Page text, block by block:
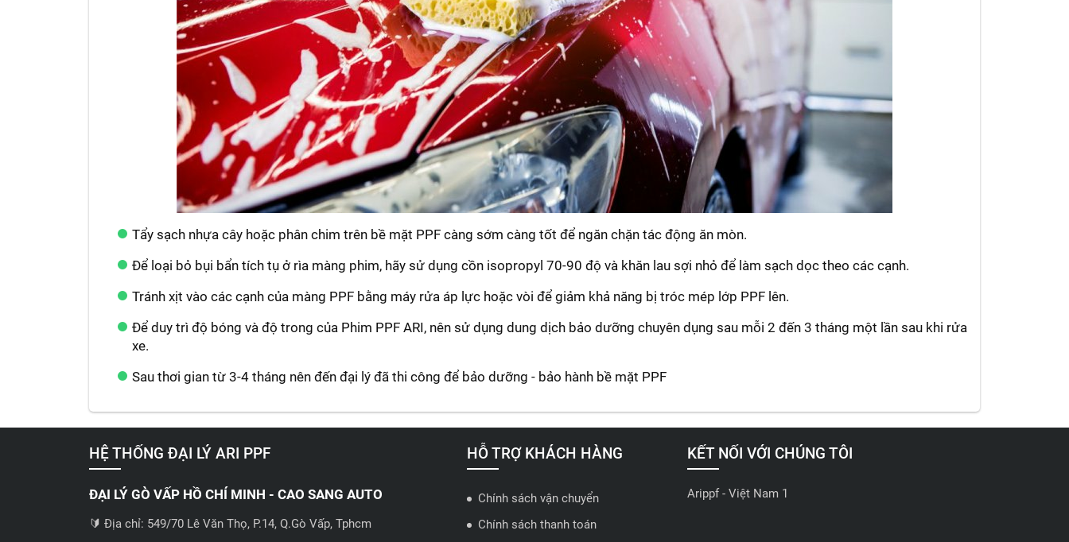
Tẩy sạch nhựa cây hoặc phân chim trên bề mặt PPF càng sớm càng tốt để ngăn chặn tác động ăn mòn.
Để loại bỏ bụi bẩn tích tụ ở rìa màng phim, hãy sử dụng cồn isopropyl 70-90 độ và khăn lau sợi nhỏ để làm sạch dọc theo các cạnh.
Tránh xịt vào các cạnh của màng PPF bằng máy rửa áp lực hoặc vòi để giảm khả năng bị tróc mép lớp PPF lên.
Để duy trì độ bóng và độ trong của Phim PPF ARI, nên sử dụng dung dịch bảo dưỡng chuyên dụng sau mỗi 2 đến 3 tháng một lần sau khi rửa
xe.
Sau thơi gian từ 3-4 tháng nên đến đại lý đã thi công để bảo dưỡng - bảo hành bề mặt PPF
HỆ THỐNG ĐẠI LÝ ARI PPF
ĐẠI LÝ GÒ VẤP HỒ CHÍ MINH - CAO SANG AUTO
🔰 Địa chỉ: 549/70 Lê Văn Thọ, P.14, Q.Gò Vấp, Tphcm
HỖ TRỢ KHÁCH HÀNG
Chính sách vận chuyển
Chính sách thanh toán
KẾT NỐI VỚI CHÚNG TÔI
Arippf - Việt Nam 1